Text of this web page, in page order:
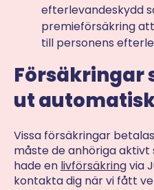
efterlevandeskydd
premieförsäkring
till personens
Försäkringar
ut
Vissa försäkringar
måste de anhöriga
hade en livförsäkringvia
kontakta dig när vi fått